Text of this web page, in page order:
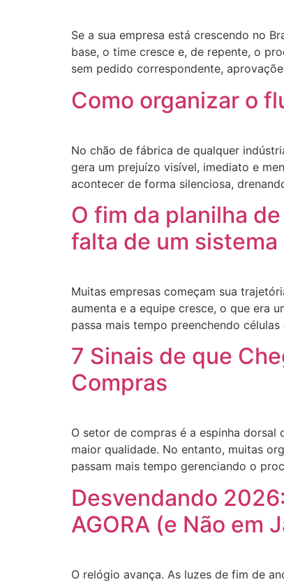
Se a sua empresa está crescendo no
base, o time cresce e, de repente, o
sem pedido correspondente,
Como organizar o
No chão de fábrica de qualquer
gera um prejuízo visível, imediato e
acontecer de forma silenciosa,
O fim da planilha
falta de um sistema
Muitas empresas começam sua
aumenta e a equipe cresce, o que era
passa mais tempo preenchendo
7 Sinais de que
Compras
O setor de compras é a espinha
maior qualidade. No entanto, muitas
passam mais tempo gerenciando o
Desvendando
AGORA (e Não em
O relógio avança. As luzes de fim de